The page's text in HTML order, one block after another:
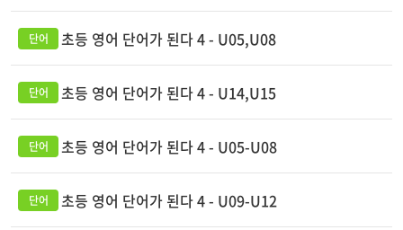
초등 영어 단어가 된다 4 - U05,U08
초등 영어 단어가 된다 4 - U14,U15
초등 영어 단어가 된다 4 - U05-U08
초등 영어 단어가 된다 4 - U09-U12